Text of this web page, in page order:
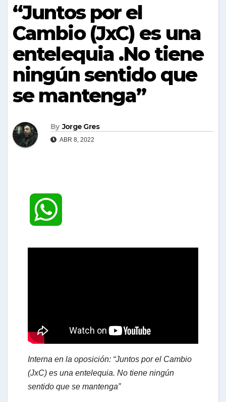
“Juntos por el
Cambio (JxC) es una
entelequia .No tiene
ningún sentido que
se mantenga”
By Jorge Gres
ABR 8, 2022
A
Interna en la oposición: “Juntos por el Cambio
(JxC) es una entelequia. No tiene ningún
sentido que se mantenga”